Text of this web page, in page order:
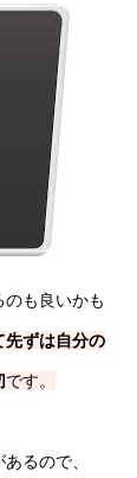
も良いかも
先ずは自分の
です。
るので、